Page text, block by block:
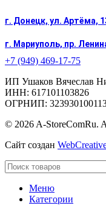
г. Донецк, ул. Артёма,
г. Мариуполь, пр.
+7 (949) 469-17-75
ИП Ушаков Вячеслав
ИНН: 617101103826
ОГРНИП:
© 2026 A-StoreComRu.
Сайт создан
Меню
Категории